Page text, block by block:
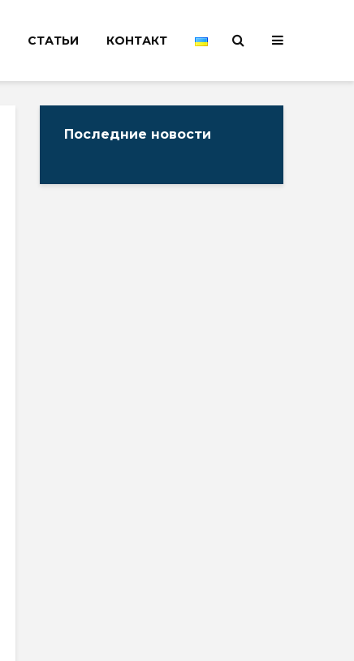
СТАТЬИ КОНТАКТ
Последние новости